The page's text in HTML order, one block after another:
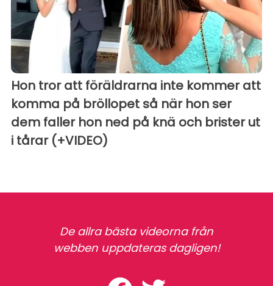
Hon tror att föräldrarna inte kommer att
komma på bröllopet så när hon ser
dem faller hon ned på knä och brister ut
i tårar (+VIDEO)
De allra bästa videorna från
webben uppdateras dagligen!